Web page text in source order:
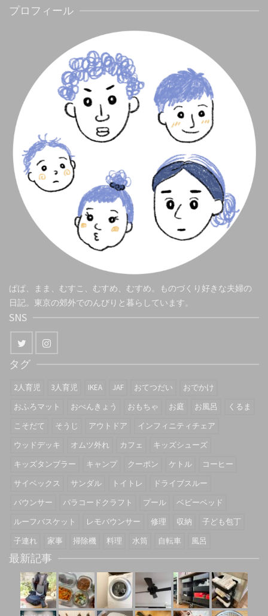
プロフィール
ぱぱ、まま、むすこ、むすめ、むすめ。ものづくり好きな夫婦の
日記。東京の郊外でのんびりと暮らしています。
SNS
タグ
2人育児 3人育児 IKEA JAF おてつだい
おでかけ
おふろマット
おべんきょう おもちゃ お庭 お風呂
くるま
こそだて
そうじ アウトドア
インフィニティチェア
ウッドデッキ
オムツ外れ カフェ
キッズシューズ
キッズタンブラー
キャンプ クーポン ケトル
コーヒー
サイベックス
サンダル トイトレ
ドライブスルー
バウンサー
パラコードクラフト プール
ベビーベッド
ルーフバスケット
レモバウンサー 修理 収納
子ども包丁
子連れ
家事 掃除機 料理 水筒 自転車 風呂
最新記事